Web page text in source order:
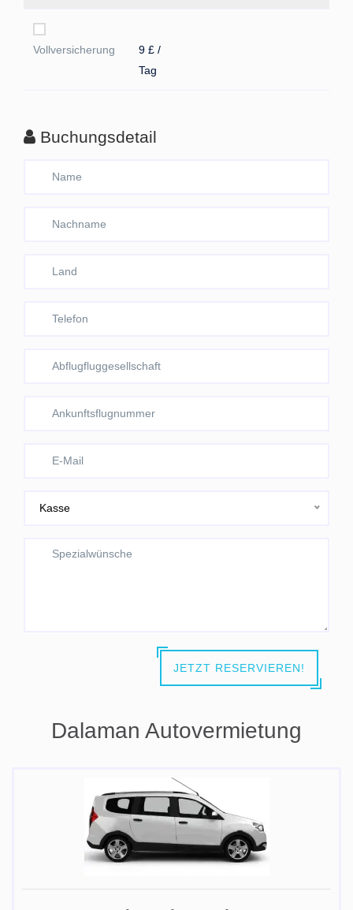
Vollversicherung
9 £ /
Tag
Buchungsdetail
Kasse
JETZT RESERVIEREN!
Dalaman Autovermietung